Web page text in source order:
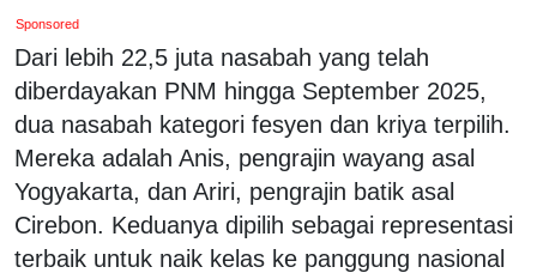
Sponsored
Dari lebih 22,5 juta nasabah yang telah
diberdayakan PNM hingga September 2025,
dua nasabah kategori fesyen dan kriya terpilih.
Mereka adalah Anis, pengrajin wayang asal
Yogyakarta, dan Ariri, pengrajin batik asal
Cirebon. Keduanya dipilih sebagai representasi
terbaik untuk naik kelas ke panggung nasional